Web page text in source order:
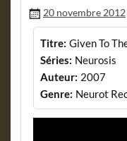
20 novembre 2012
Titre: Given To
Séries: Neurosis
Auteur: 2007
Genre: Neurot